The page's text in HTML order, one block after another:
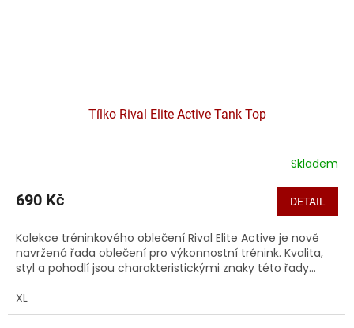
Tílko Rival Elite Active Tank Top
Skladem
690 Kč DETAIL
Kolekce tréninkového oblečení Rival Elite Active je nově
navržená řada oblečení pro výkonnostní trénink. Kvalita,
styl a pohodlí jsou charakteristickými znaky této řady...
XL